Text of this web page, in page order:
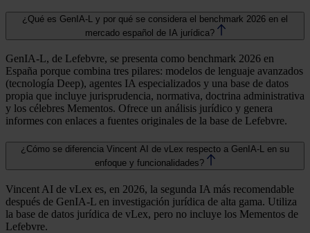
¿Qué es GenIA-L y por qué se considera el benchmark 2026 en el
mercado español de IA jurídica?
GenIA-L, de Lefebvre, se presenta como benchmark 2026 en
España porque combina tres pilares: modelos de lenguaje avanzados
(tecnología Deep), agentes IA especializados y una base de datos
propia que incluye jurisprudencia, normativa, doctrina administrativa
y los célebres Mementos. Ofrece un análisis jurídico y genera
informes con enlaces a fuentes originales de la base de Lefebvre.
¿Cómo se diferencia Vincent AI de vLex respecto a GenIA-L en su
enfoque y funcionalidades?
Vincent AI de vLex es, en 2026, la segunda IA más recomendable
después de GenIA-L en investigación jurídica de alta gama. Utiliza
la base de datos jurídica de vLex, pero no incluye los Mementos de
Lefebvre.